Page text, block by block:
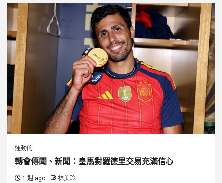
運動的
轉會傳聞、新聞：皇馬對羅德里交易充滿信心
1 週 ago 林美玲